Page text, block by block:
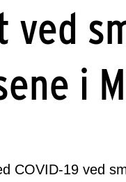
ved
i
COVID-19 ved